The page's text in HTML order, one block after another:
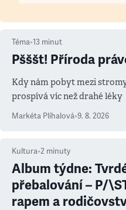
Téma•13 minut
Pšššt! Příroda
Kdy nám pobyt mezi
prospívá víc než drahé léky
Markéta Plíhalová•9. 8. 2026
Kultura•2 minuty
Album týdne:
přebalování – P/
rapem a